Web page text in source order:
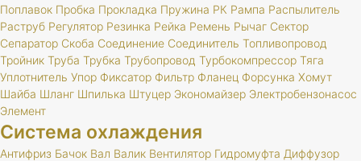
Поплавок Пробка Прокладка Пружина РК Рампа Распылитель
Раструб Регулятор Резинка Рейка Ремень Рычаг Сектор
Сепаратор Скоба Соединение Соединитель Топливопровод
Тройник Труба Трубка Трубопровод Турбокомпрессор Тяга
Уплотнитель Упор Фиксатор Фильтр Фланец Форсунка Хомут
Шайба Шланг Шпилька Штуцер Экономайзер Электробензонасос
Элемент
Система охлаждения
Антифриз Бачок Вал Валик Вентилятор Гидромуфта Диффузор